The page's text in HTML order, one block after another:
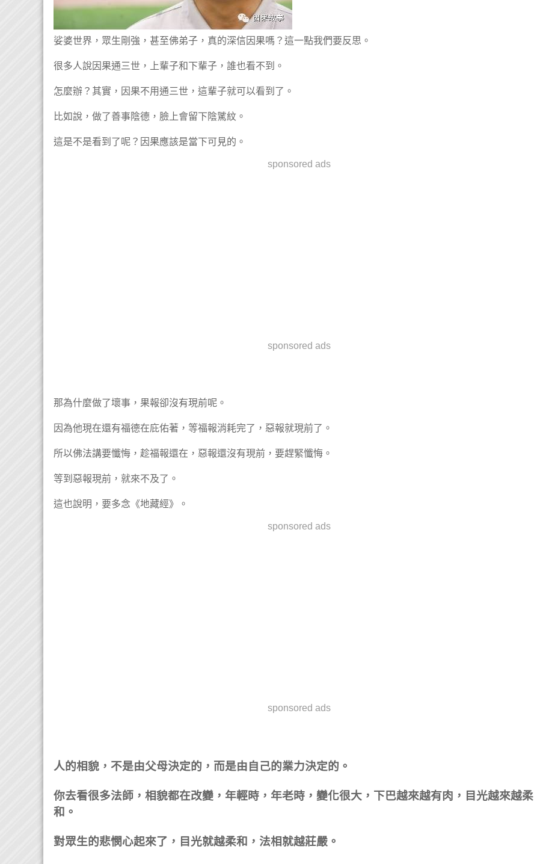
娑婆世界，眾生剛強，甚至佛弟子，真的深信因果嗎？這一點我們要反思。
很多人說因果通三世，上輩子和下輩子，誰也看不到。
怎麼辦？其實，因果不用通三世，這輩子就可以看到了。
比如說，做了善事陰德，臉上會留下陰騭紋。
這是不是看到了呢？因果應該是當下可見的。
sponsored ads
sponsored ads
那為什麼做了壞事，果報卻沒有現前呢。
因為他現在還有福德在庇佑著，等福報消耗完了，惡報就現前了。
所以佛法講要懺悔，趁福報還在，惡報還沒有現前，要趕緊懺悔。
等到惡報現前，就來不及了。
這也說明，要多念《地藏經》。
sponsored ads
sponsored ads
人的相貌，不是由父母決定的，而是由自己的業力決定的。
你去看很多法師，相貌都在改變，年輕時，年老時，變化很大，下巴越來越有肉，目光越來越柔
和。
對眾生的悲憫心起來了，目光就越柔和，法相就越莊嚴。